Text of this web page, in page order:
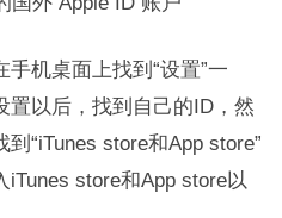
机桌面上找到“设置”一
置以后，找到自己的ID，然
“iTunes store和App store”
store和App store以